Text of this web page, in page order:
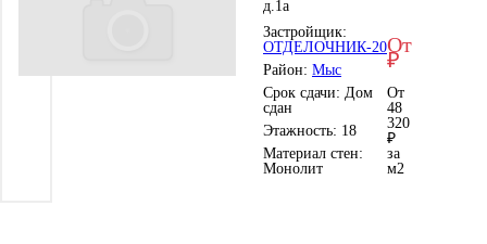
д.1а
Застройщик:
ОТДЕЛОЧНИК-20
Район: Мыс
Срок сдачи: Дом
сдан
Этажность: 18
Материал стен:
Монолит
От
₽
От
48
320
₽
за
м2